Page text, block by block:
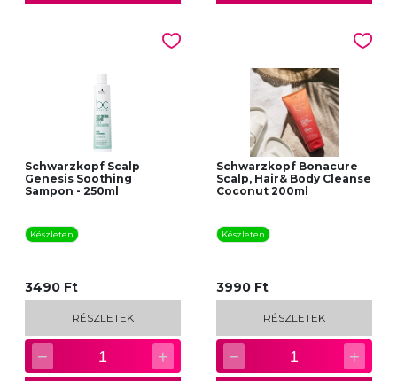
Schwarzkopf Scalp
Genesis Soothing
Sampon - 250ml
Készleten
3490 Ft
RÉSZLETEK
− 1 +
Schwarzkopf Bonacure
Scalp, Hair& Body Cleanse
Coconut 200ml
Készleten
3990 Ft
RÉSZLETEK
− 1 +